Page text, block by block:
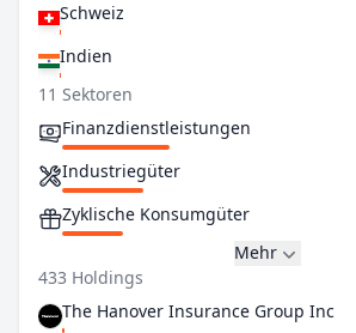
Schweiz
Indien
11 Sektoren
Finanzdienstleistungen
Industriegüter
Zyklische Konsumgüter
Mehr
433 Holdings
The Hanover Insurance Group Inc